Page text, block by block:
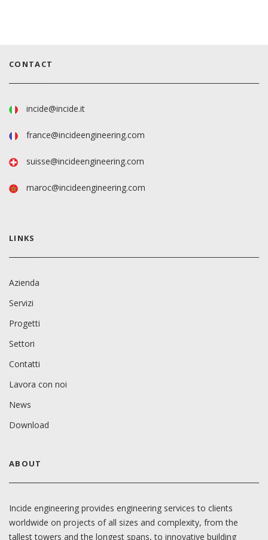
CONTACT
incide@incide.it
france@incideengineering.com
suisse@incideengineering.com
maroc@incideengineering.com
LINKS
Azienda
Servizi
Progetti
Settori
Contatti
Lavora con noi
News
Download
ABOUT
Incide engineering provides engineering services to clients
worldwide on projects of all sizes and complexity, from the
tallest towers and the longest spans, to innovative building